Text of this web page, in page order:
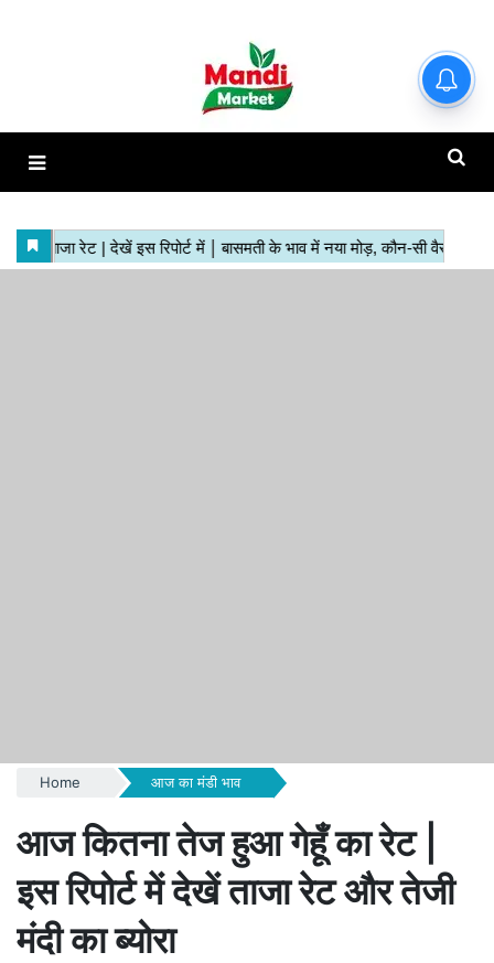
Home आज का मंडी भाव
आज कितना तेज हुआ गेहूँ का रेट |
इस रिपोर्ट में देखें ताजा रेट और तेजी
मंदी का ब्योरा